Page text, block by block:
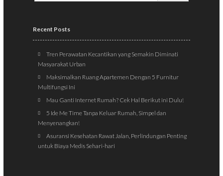
Recent Posts
Tren Perawatan Kecantikan yang Semakin Diminati
Masyarakat Urban
Maksimalkan Ruang Apartemen Dengan 5 Furnitur
Multifungsi Ini
Mau Ganti Internet Rumah? Cek Hal Berikut ini Dulu!
5 Ide Me Time Tanpa Keluar Rumah, Simpel dan
Menyenangkan!
Asuransi Kesehatan Rawat Jalan, Perlindungan Penting
untuk Biaya Medis Sehari-hari